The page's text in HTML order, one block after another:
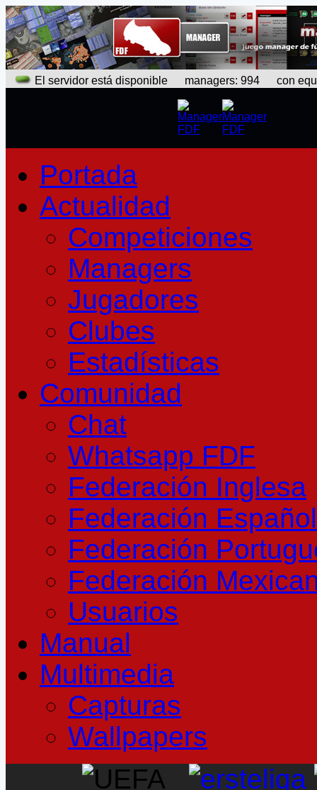
El servidor está disponible managers: 994 con
Portada
Actualidad
Competiciones
Managers
Jugadores
Clubes
Estadísticas
Comunidad
Chat
Whatsapp FDF
Federación Inglesa
Federación
Federación
Federación
Usuarios
Manual
Multimedia
Capturas
Wallpapers